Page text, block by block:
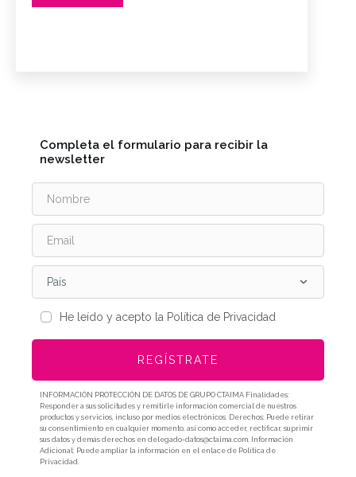
Completa el formulario para recibir la
newsletter
País
He leído y acepto la Política de Privacidad
REGÍSTRATE
INFORMACIÓN PROTECCIÓN DE DATOS DE GRUPO CTAIMA Finalidades:
Responder a sus solicitudes y remitirle información comercial de nuestros
productos y servicios, incluso por medios electrónicos. Derechos: Puede retirar
su consentimiento en cualquier momento, así como acceder, rectificar, suprimir
sus datos y demás derechos en delegado-datos@ctaima.com. Información
Adicional: Puede ampliar la información en el enlace de Política de
Privacidad.